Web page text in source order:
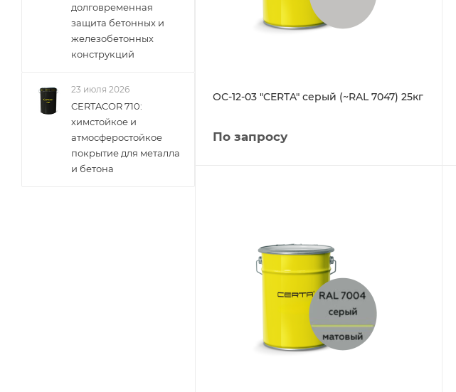
ОС-12-03 "CERTA" серый (~RAL 7047) 25кг
По запросу
долговременная
защита бетонных и
железобетонных
конструкций
23 июля 2026
CERTACOR 710:
химстойкое и
атмосферостойкое
покрытие для металла
и бетона